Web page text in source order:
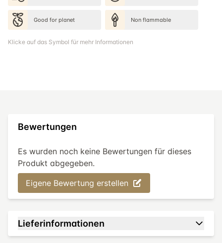
Good for planet Non flammable
Klicke auf das Symbol für mehr Informationen
Bewertungen
Es wurden noch keine Bewertungen für dieses
Produkt abgegeben.
Eigene Bewertung erstellen
Lieferinformationen